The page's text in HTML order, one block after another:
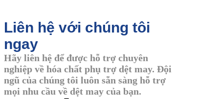
Liên hệ với chúng tôi
ngay
Hãy liên hệ để được hỗ trợ chuyên
nghiệp về hóa chất phụ trợ dệt may. Đội
ngũ của chúng tôi luôn sẵn sàng hỗ trợ
mọi nhu cầu về dệt may của bạn.